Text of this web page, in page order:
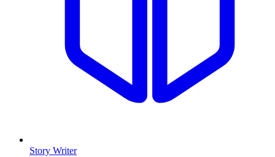
Story Writer